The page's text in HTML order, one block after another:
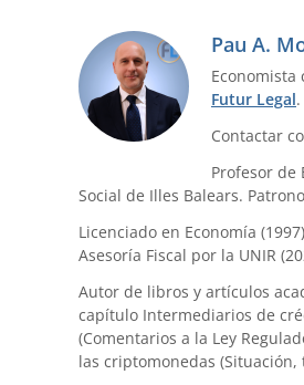
Pau A.
Economista
Futur Legal.
Contactar
Profesor de
Social de Illes Balears.
Licenciado en Economía
Asesoría Fiscal por la UNIR
Autor de libros y artículos
capítulo Intermediarios de
(Comentarios a la Ley
las criptomonedas